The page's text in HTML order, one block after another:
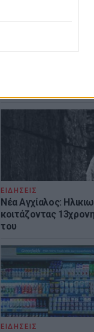
ΕΙΔΗΣΕΙΣ
Σητεία: Υπό έλεγχο
– Σε επιφυλακή η
ΕΙΔΗΣΕΙΣ
Νέα Αγχίαλος:
κοιτάζοντας
του
ΕΙΔΗΣΕΙΣ